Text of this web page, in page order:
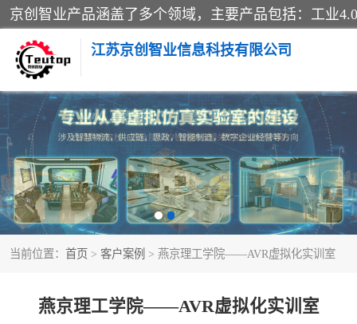
江苏京创智业信息科技有限公司
当前位置： 首页 > 客户案例 > 燕京理工学院——AVR虚拟化实训室
燕京理工学院——AVR虚拟化实训室
VR物流实训
生产系统仿真
供应链管理
智慧零售实训
智慧物流实训室